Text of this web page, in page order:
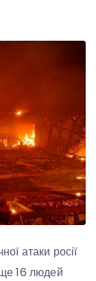
атаки росії
16 людей